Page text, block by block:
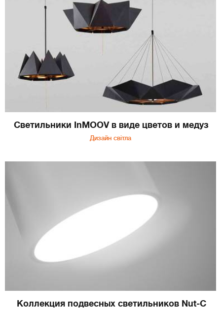
Светильники InMOOV в виде цветов и медуз
Дизайн світла
Коллекция подвесных светильников Nut-C